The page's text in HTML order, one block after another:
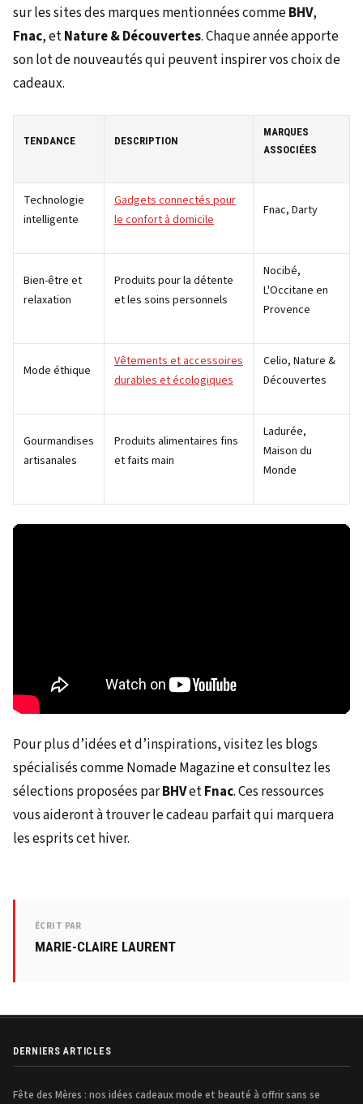
sur les sites des marques mentionnées commeBHV,
Fnac, etNature & Découvertes. Chaque année apporte
son lot de nouveautés qui peuvent inspirer vos choix de
cadeaux.
TENDANCE DESCRIPTION
MARQUES
ASSOCIÉES
Technologie
intelligente
Gadgets connectés pour
le confort à domicile
Fnac, Darty
Bien-être et
relaxation
Produits pour la détente
et les soins personnels
Nocibé,
L'Occitane en
Provence
Mode éthique
Vêtements et accessoires
durables et écologiques
Celio, Nature &
Découvertes
Gourmandises
artisanales
Produits alimentaires fins
et faits main
Ladurée,
Maison du
Monde
Pour plus d’idées et d’inspirations, visitez les blogs
spécialisés comme Nomade Magazine et consultez les
sélections proposées parBHVetFnac. Ces ressources
vous aideront à trouver le cadeau parfait qui marquera
les esprits cet hiver.
ÉCRIT PAR
MARIE-CLAIRE LAURENT
DERNIERS ARTICLES
Fête des Mères : nos idées cadeaux mode et beauté à offrir sans se